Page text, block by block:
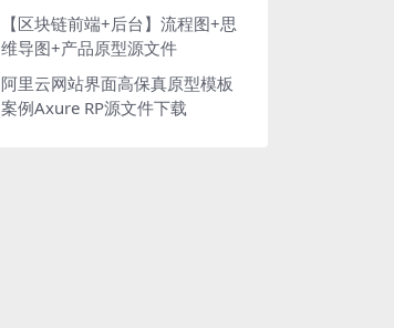
【区块链前端+后台】流程图+思
维导图+产品原型源文件
阿里云网站界面高保真原型模板
案例Axure RP源文件下载